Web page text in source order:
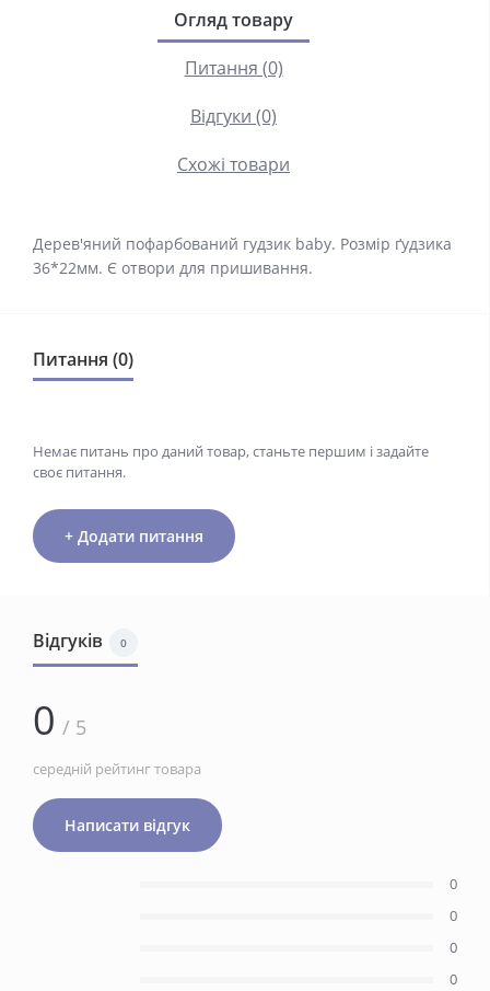
Огляд товару
Питання (0)
Відгуки (0)
Схожі товари
Дерев'яний пофарбований гудзик baby. Розмір ґудзика
36*22мм. Є отвори для пришивання.
Питання (0)
Немає питань про даний товар, станьте першим і задайте
своє питання.
+ Додати питання
Відгуків 0
0 / 5
середній рейтинг товара
Написати відгук
0
0
0
0